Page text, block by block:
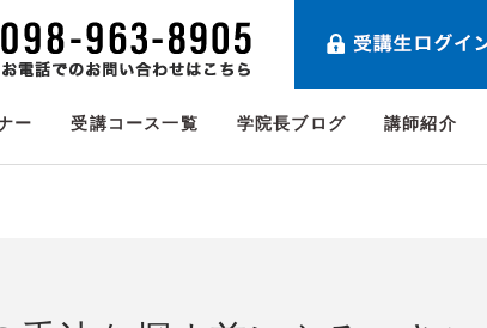
ー 受講コース一覧 学院長ブログ 講師紹介